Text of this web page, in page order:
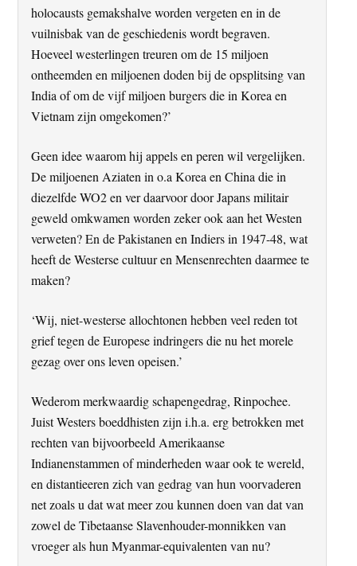
holocausts gemakshalve worden vergeten en in de
vuilnisbak van de geschiedenis wordt begraven.
Hoeveel westerlingen treuren om de 15 miljoen
ontheemden en miljoenen doden bij de opsplitsing van
India of om de vijf miljoen burgers die in Korea en
Vietnam zijn omgekomen?’
Geen idee waarom hij appels en peren wil vergelijken.
De miljoenen Aziaten in o.a Korea en China die in
diezelfde WO2 en ver daarvoor door Japans militair
geweld omkwamen worden zeker ook aan het Westen
verweten? En de Pakistanen en Indiers in 1947-48, wat
heeft de Westerse cultuur en Mensenrechten daarmee te
maken?
‘Wij, niet-westerse allochtonen hebben veel reden tot
grief tegen de Europese indringers die nu het morele
gezag over ons leven opeisen.’
Wederom merkwaardig schapengedrag, Rinpochee.
Juist Westers boeddhisten zijn i.h.a. erg betrokken met
rechten van bijvoorbeeld Amerikaanse
Indianenstammen of minderheden waar ook te wereld,
en distantieeren zich van gedrag van hun voorvaderen
net zoals u dat wat meer zou kunnen doen van dat van
zowel de Tibetaanse Slavenhouder-monnikken van
vroeger als hun Myanmar-equivalenten van nu?